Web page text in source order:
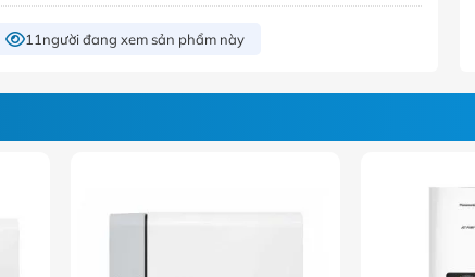
11người đang xem sản phẩm này